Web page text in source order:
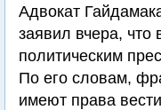
Адвокат
заявил вчера, что
политическим
По его словам,
имеют права